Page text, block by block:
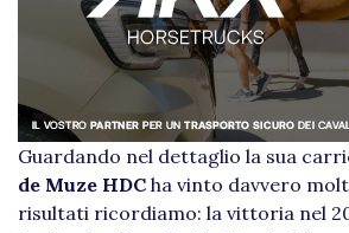
Guardando nel dettaglio la sua
de Muze HDC ha vinto davvero
risultati ricordiamo: la vittoria nel